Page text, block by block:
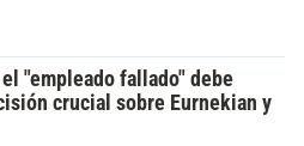
"empleado fallado" debe
crucial sobre Eurnekian y